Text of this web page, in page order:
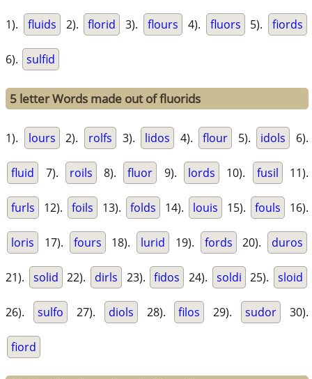
1). fluids 2). florid 3). flours 4). fluors 5). fiords
6). sulfid
5 letter Words made out of fluorids
1). lours 2). rolfs 3). lidos 4). flour 5). idols 6).
fluid 7). roils 8). fluor 9). lords 10). fusil 11).
furls 12). foils 13). folds 14). louis 15). fouls 16).
loris 17). fours 18). lurid 19). fords 20). duros
21). solid 22). dirls 23). fidos 24). soldi 25). sloid
26). sulfo 27). diols 28). filos 29). sudor 30).
fiord